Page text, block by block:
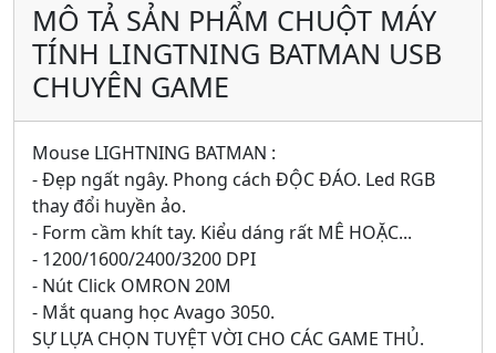
MÔ TẢ SẢN PHẨM CHUỘT MÁY
TÍNH LINGTNING BATMAN USB
CHUYÊN GAME
Mouse LIGHTNING BATMAN :
- Đẹp ngất ngây. Phong cách ĐỘC ĐÁO. Led RGB
thay đổi huyền ảo.
- Form cầm khít tay. Kiểu dáng rất MÊ HOẶC...
- 1200/1600/2400/3200 DPI
- Nút Click OMRON 20M
- Mắt quang học Avago 3050.
SỰ LỰA CHỌN TUYỆT VỜI CHO CÁC GAME THỦ.